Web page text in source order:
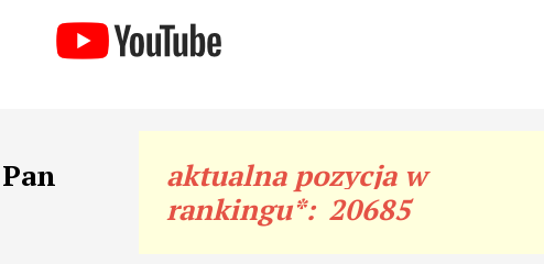
aktualna pozycja w
rankingu*: 20685